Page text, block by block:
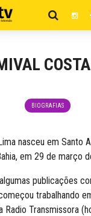
BIOGRAFIAS
nasceu em Santo
em 29 de março
publicações
trabalhando
Radio Transmissora